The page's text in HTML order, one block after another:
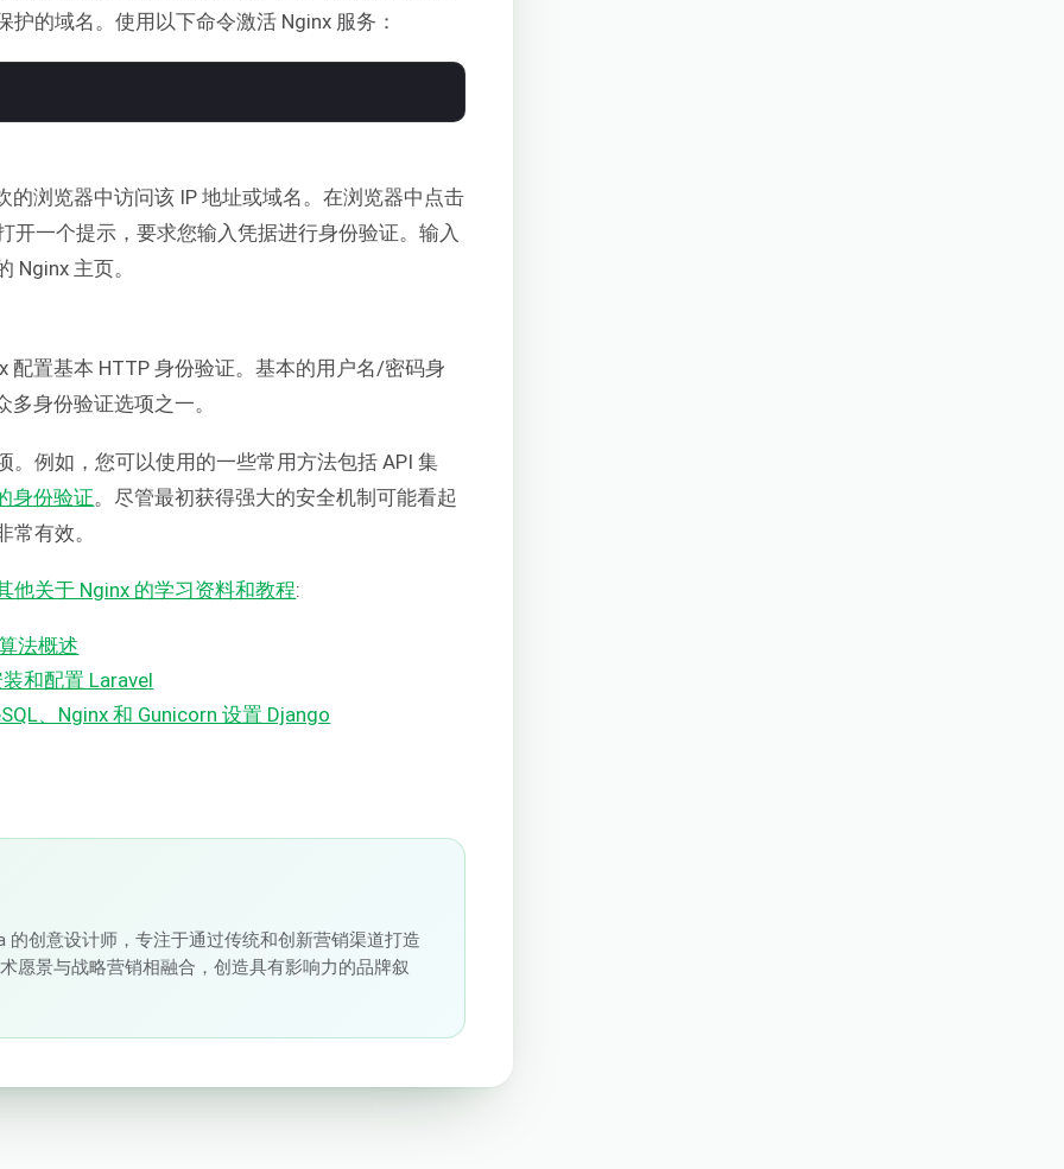
的域名。使用以下命令激活 Nginx 服务：
的浏览器中访问该 IP 地址或域名。在浏览器中点击
开一个提示，要求您输入凭据进行身份验证。输入
Nginx 主页。
配置基本 HTTP 身份验证。基本的用户名/密码身
身份验证选项之一。
。例如，您可以使用的一些常用方法包括 API 集
身份验证。尽管最初获得强大的安全机制可能看起
有效。
他关于 Nginx 的学习资料和教程:
法概述
和配置 Laravel
、Nginx 和 Gunicorn 设置 Django
的创意设计师，专注于通过传统和创新营销渠道打造
愿景与战略营销相融合，创造具有影响力的品牌叙